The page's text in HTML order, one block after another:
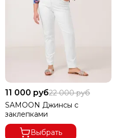
ЗАКАЗА МЕНЕЕ 8000 РУБ.,
ДОСТАВКУ 100%.
11 000 руб22 000 руб
SAMOON Джинсы с
заклепками
Выбрать